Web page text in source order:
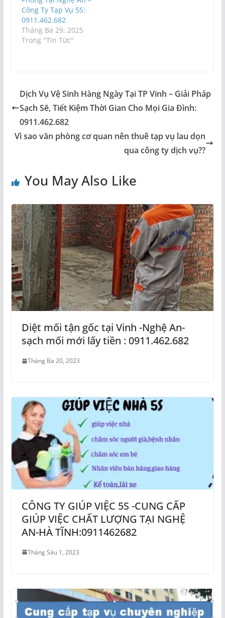
Công Ty Tạp Vụ 5S:
0911.462.682
Tháng Ba 29, 2025
Trong "Tin Tức"
Dịch Vụ Vệ Sinh Hàng Ngày Tại TP Vinh – Giải Pháp
Sạch Sẽ, Tiết Kiệm Thời Gian Cho Mọi Gia Đình:
0911.462.682
Vì sao văn phòng cơ quan nên thuê tạp vụ lau dọn
qua công ty dịch vụ??
You May Also Like
Diệt mối tận gốc tại Vinh -Nghệ An-
sạch mối mới lấy tiền : 0911.462.682
Tháng Ba 20, 2023
CÔNG TY GIÚP VIỆC 5S -CUNG CẤP
GIÚP VIỆC CHẤT LƯỢNG TẠI NGHỆ
AN-HÀ TĨNH:0911462682
Tháng Sáu 1, 2023